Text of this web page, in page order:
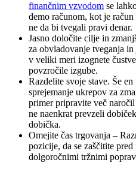
finančnim vzvodom se
demo računom, kot je
ne da bi tvegali pravi denar.
Jasno določite cilje in
za obvladovanje tveganja
v veliki meri izognete
povzročile izgube.
Razdelite svoje stave. Še
sprejemanje ukrepov za
primer pripravite več
ne naenkrat prevzeli
dobička.
Omejite čas trgovanja –
pozicije, da se zaščitite
dolgoročnimi tržnimi